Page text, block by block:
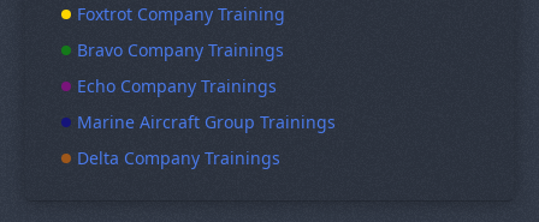
Foxtrot Company Training
Bravo Company Trainings
Echo Company Trainings
Marine Aircraft Group Trainings
Delta Company Trainings